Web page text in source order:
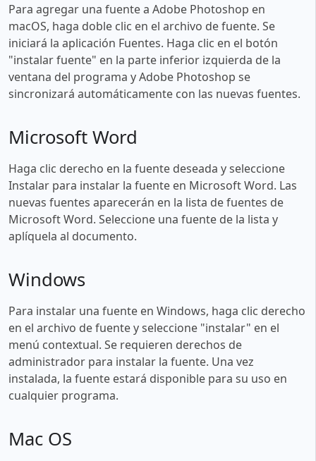
Para agregar una fuente a Adobe Photoshop en
macOS, haga doble clic en el archivo de fuente. Se
iniciará la aplicación Fuentes. Haga clic en el botón
"instalar fuente" en la parte inferior izquierda de la
ventana del programa y Adobe Photoshop se
sincronizará automáticamente con las nuevas fuentes.
Microsoft Word
Haga clic derecho en la fuente deseada y seleccione
Instalar para instalar la fuente en Microsoft Word. Las
nuevas fuentes aparecerán en la lista de fuentes de
Microsoft Word. Seleccione una fuente de la lista y
aplíquela al documento.
Windows
Para instalar una fuente en Windows, haga clic derecho
en el archivo de fuente y seleccione "instalar" en el
menú contextual. Se requieren derechos de
administrador para instalar la fuente. Una vez
instalada, la fuente estará disponible para su uso en
cualquier programa.
Mac OS